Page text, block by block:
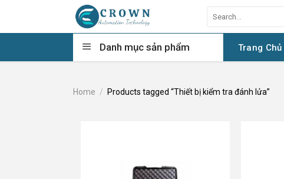
content
for:
Danh mục sản phẩm Trang Chủ
Home / Products tagged “Thiết bị kiểm tra đánh lửa”